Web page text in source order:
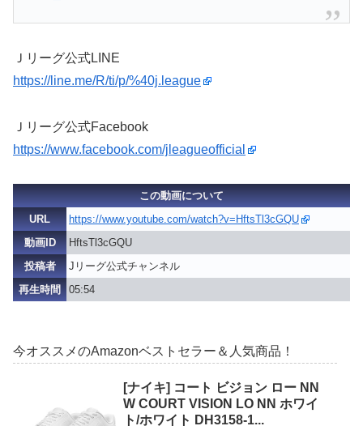
Ｊリーグ公式LINE
https://line.me/R/ti/p/%40j.league
Ｊリーグ公式Facebook
https://www.facebook.com/jleagueofficial
この動画について
URL
https://www.youtube.com/watch?v=HftsTl3cGQU
動画ID
HftsTl3cGQU
投稿者
Jリーグ公式チャンネル
再生時間
05:54
今オススメのAmazonベストセラー＆人気商品！
[ナイキ] コート ビジョン ロー NN
W COURT VISION LO NN ホワイ
ト/ホワイト DH3158-1...